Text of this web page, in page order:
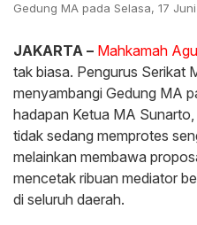
Gedung MA pada Selasa, 17
JAKARTA – Mahkamah
tak biasa. Pengurus Serikat
menyambangi Gedung MA
hadapan Ketua MA
tidak sedang memprotes
melainkan membawa
mencetak ribuan mediator
di seluruh daerah.